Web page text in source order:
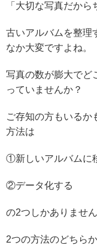
「大切な写真だか
古いアルバムを整理
なか大変ですよね。
写真の数が膨大でど
っていませんか？
ご存知の方もいるか
方法は
①新しいアルバムに
②データ化する
の2つしかありません
2つの方法のどちら